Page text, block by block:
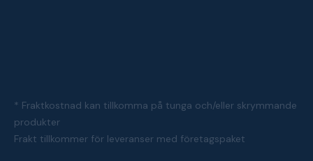
* Fraktkostnad kan tillkomma på tunga och/eller skrymmande
produkter
Frakt tillkommer för leveranser med företagspaket